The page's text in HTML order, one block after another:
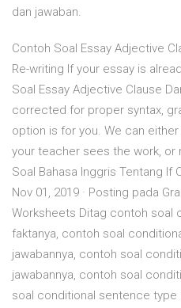
dan jawaban.
Contoh Soal Essay Adjective
Re-writing If your essay is
Soal Essay Adjective Clause
corrected for proper syntax,
option is for you. We can
your teacher sees the work,
Soal Bahasa Inggris Tentang If
Nov 01, 2019 · Posting pada
Worksheets Ditag contoh soal
faktanya, contoh soal
jawabannya, contoh soal
jawabannya, contoh soal
soal conditional sentence type